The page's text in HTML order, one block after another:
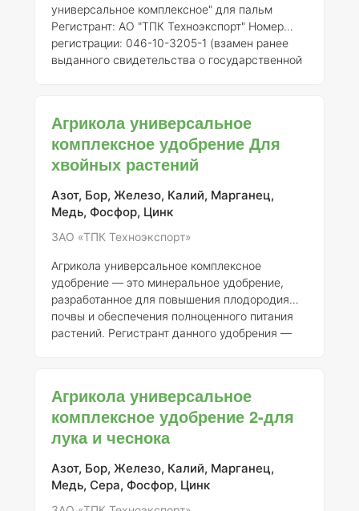
универсальное комплексное" для пальм
Регистрант: АО "ТПК Техноэкспорт" Номер
регистрации: 046-10-3205-1 (взамен ранее
выданного свидетельства о государственной
собой сбалансированный водорастворимый
комплекс, разработанный для обеспечения
полноценного питания растений, в том числе
пальм. Продукт подходит как для комнатных,
так и для открытых растений, обеспечивая
оптимальное развитие и рост.
Агрикола универсальное
комплексное удобрение Для
хвойных растений
Азот, Бор, Железо, Калий, Марганец,
Медь, Фосфор, Цинк
ЗАО «ТПК Техноэкспорт»
Агрикола универсальное комплексное
удобрение — это минеральное удобрение,
разработанное для повышения плодородия
почвы и обеспечения полноценного питания
растений. Регистрант данного удобрения —
регистрации от 21.07.2015 № 718. ###
Описание и состав Агрикола представляет
собой комплексное минеральное удобрение,
содержащее основные макро- и
микроэлементы, необходимые для
нормального роста и развития растений.
Агрикола универсальное
комплексное удобрение 2-для
лука и чеснока
Азот, Бор, Железо, Калий, Марганец,
Медь, Сера, Фосфор, Цинк